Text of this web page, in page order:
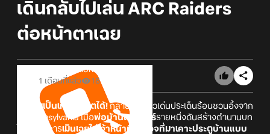
เดินกลับไปเล่น ARC Raiders
ต่อหน้าตาเฉย
Online Station
1 เดือนที่แล้ว
18
ติดเกมเป็นเหตุสังเกตได้! กลายเป็นข่าวเด่นประเด็นร้อนชวนอึ้งจาก
รัฐ Pennsylvania เมื่อพ่อบ้านเกมเมอร์รายหนึ่งดันสร้างตำนานบท
ใหม่ ด้วยการเมินเฉยใส่เจ้าหน้าที่ตำรวจที่มาเคาะประตูบ้านแบบ